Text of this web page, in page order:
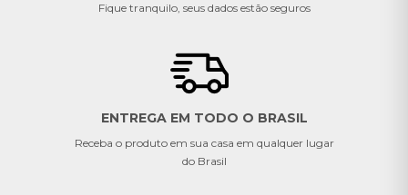
Fique tranquilo, seus dados estão seguros
ENTREGA EM TODO O BRASIL
Receba o produto em sua casa em qualquer lugar
do Brasil